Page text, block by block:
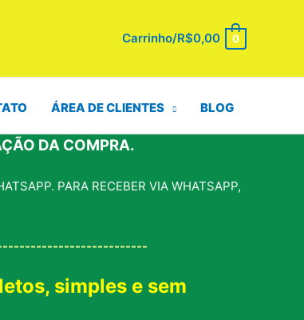
Carrinho/R$0,00 0
ÁREA DE CLIENTES BLOG
DA COMPRA.
PARA RECEBER VIA WHATSAPP,
simples e sem